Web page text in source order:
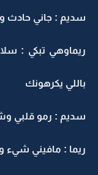
: جاني حادث
تبكي :
يكرهونك
: رمو قلبي وش
: مافيني شيء